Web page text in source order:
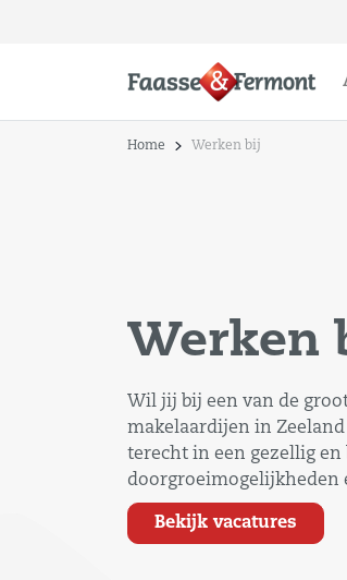
Home Werken bij
Werken
Wil jij bij een van de
makelaardijen in Zeeland
terecht in een gezellig
doorgroeimogelijkheden
Bekijk vacatures